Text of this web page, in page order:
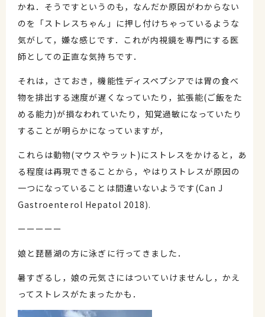
かね．そうですというのも，なんだか原因がわからない
のを「ストレスちゃん」に押し付けちゃっているような
気がして，嫌な感じです．これが内視鏡を専門にする医
師としての正直な気持ちです．
それは，さておき，機能性ディスペプシアでは胃の食べ
物を排出する速度が遅くなっていたり，拡張能(ご飯をた
める能力)が損なわれていたり，知覚過敏になっていたり
することが明らかになっていますが，
これらは動物(マウスやラット)にストレスをかけると，あ
る程度は再現できることから，やはりストレスが原因の
一つになっていることは間違いないようです(Can J
Gastroenterol Hepatol 2018).
ーーーーー
娘と琵琶湖の方に泳ぎに行ってきました．
暑すぎるし，娘の元気さにはついていけませんし，かえ
ってストレスがたまったかも．